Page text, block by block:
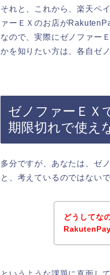
それと、これから、楽天ペ
ァーＥＸのお店が
なので、実際にゼノファー
かを知りたい方は、各自ゼ
ゼノファーＥＸ
期限切れで使え
多分ですが、あなたは、ゼ
と、考えているのではない
どうしてな